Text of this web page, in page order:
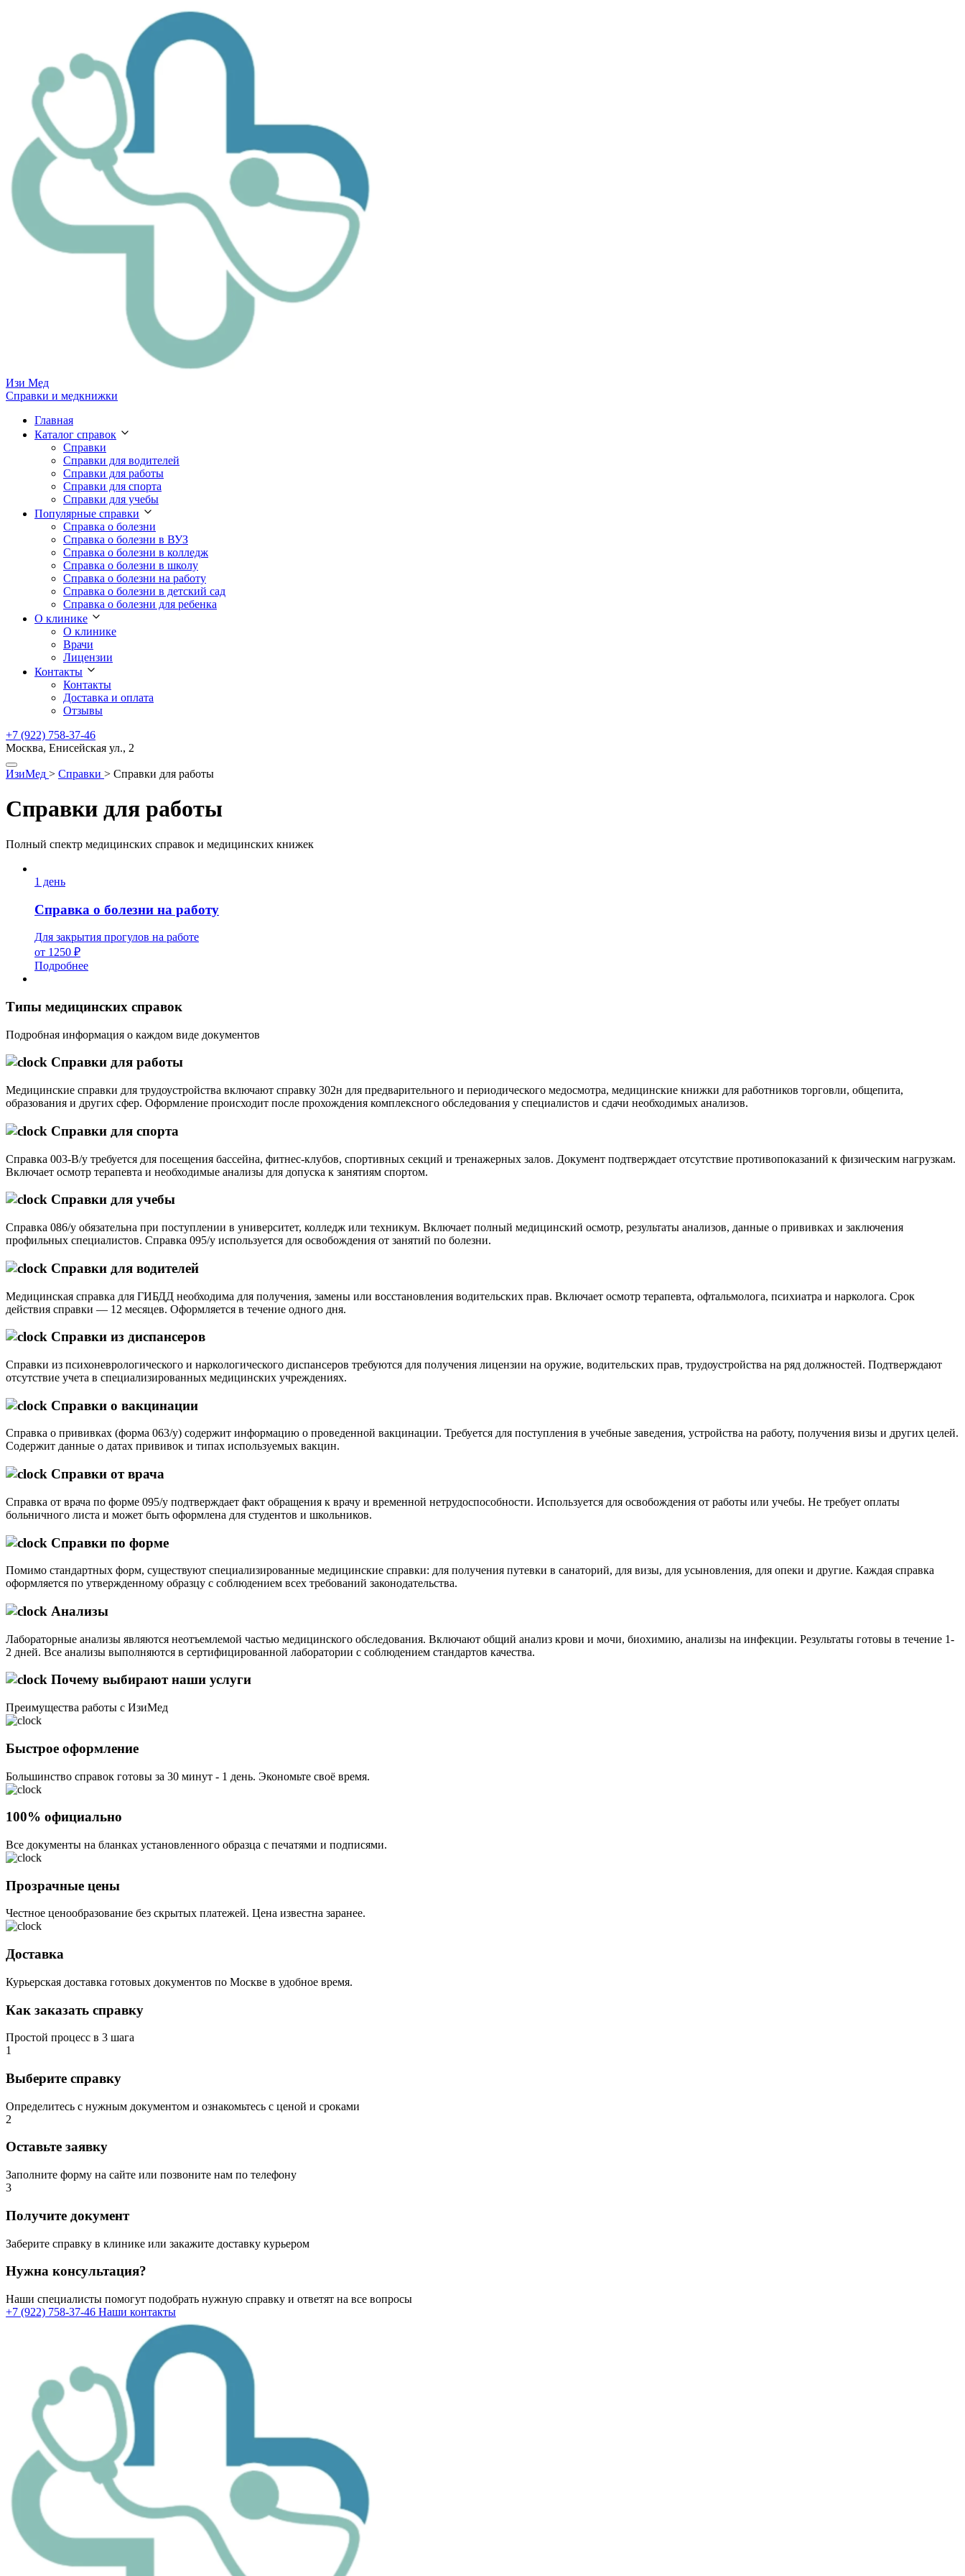
Изи Мед
Справки и медкнижки
Главная
Каталог справок
Справки
Справки для водителей
Справки для работы
Справки для спорта
Справки для учебы
Популярные справки
Справка о болезни
Справка о болезни в ВУЗ
Справка о болезни в колледж
Справка о болезни в школу
Справка о болезни на работу
Справка о болезни в детский сад
Справка о болезни для ребенка
О клинике
О клинике
Врачи
Лицензии
Контакты
Контакты
Доставка и оплата
Отзывы
+7 (922) 758-37-46
Москва, Енисейская ул., 2
ИзиМед > Справки > Справки для работы
Справки для работы
Полный спектр медицинских справок и медицинских книжек
1 день
Справка о болезни на работу
Для закрытия прогулов на работе
от 1250 ₽
Подробнее
Типы медицинских справок
Подробная информация о каждом виде документов
Справки для работы
Медицинские справки для трудоустройства включают справку 302н для предварительного и периодического медосмотра, медицинские книжки для работников торговли, общепита,
образования и других сфер. Оформление происходит после прохождения комплексного обследования у специалистов и сдачи необходимых анализов.
Справки для спорта
Справка 003-В/у требуется для посещения бассейна, фитнес-клубов, спортивных секций и тренажерных залов. Документ подтверждает отсутствие противопоказаний к физическим нагрузкам.
Включает осмотр терапевта и необходимые анализы для допуска к занятиям спортом.
Справки для учебы
Справка 086/у обязательна при поступлении в университет, колледж или техникум. Включает полный медицинский осмотр, результаты анализов, данные о прививках и заключения
профильных специалистов. Справка 095/у используется для освобождения от занятий по болезни.
Справки для водителей
Медицинская справка для ГИБДД необходима для получения, замены или восстановления водительских прав. Включает осмотр терапевта, офтальмолога, психиатра и нарколога. Срок
действия справки — 12 месяцев. Оформляется в течение одного дня.
Справки из диспансеров
Справки из психоневрологического и наркологического диспансеров требуются для получения лицензии на оружие, водительских прав, трудоустройства на ряд должностей. Подтверждают
отсутствие учета в специализированных медицинских учреждениях.
Справки о вакцинации
Справка о прививках (форма 063/у) содержит информацию о проведенной вакцинации. Требуется для поступления в учебные заведения, устройства на работу, получения визы и других целей.
Содержит данные о датах прививок и типах используемых вакцин.
Справки от врача
Справка от врача по форме 095/у подтверждает факт обращения к врачу и временной нетрудоспособности. Используется для освобождения от работы или учебы. Не требует оплаты
больничного листа и может быть оформлена для студентов и школьников.
Справки по форме
Помимо стандартных форм, существуют специализированные медицинские справки: для получения путевки в санаторий, для визы, для усыновления, для опеки и другие. Каждая справка
оформляется по утвержденному образцу с соблюдением всех требований законодательства.
Анализы
Лабораторные анализы являются неотъемлемой частью медицинского обследования. Включают общий анализ крови и мочи, биохимию, анализы на инфекции. Результаты готовы в течение 1-
2 дней. Все анализы выполняются в сертифицированной лаборатории с соблюдением стандартов качества.
Почему выбирают наши услуги
Преимущества работы с ИзиМед
Быстрое оформление
Большинство справок готовы за 30 минут - 1 день. Экономьте своё время.
100% официально
Все документы на бланках установленного образца с печатями и подписями.
Прозрачные цены
Честное ценообразование без скрытых платежей. Цена известна заранее.
Доставка
Курьерская доставка готовых документов по Москве в удобное время.
Как заказать справку
Простой процесс в 3 шага
1
Выберите справку
Определитесь с нужным документом и ознакомьтесь с ценой и сроками
2
Оставьте заявку
Заполните форму на сайте или позвоните нам по телефону
3
Получите документ
Заберите справку в клинике или закажите доставку курьером
Нужна консультация?
Наши специалисты помогут подобрать нужную справку и ответят на все вопросы
+7 (922) 758-37-46 Наши контакты